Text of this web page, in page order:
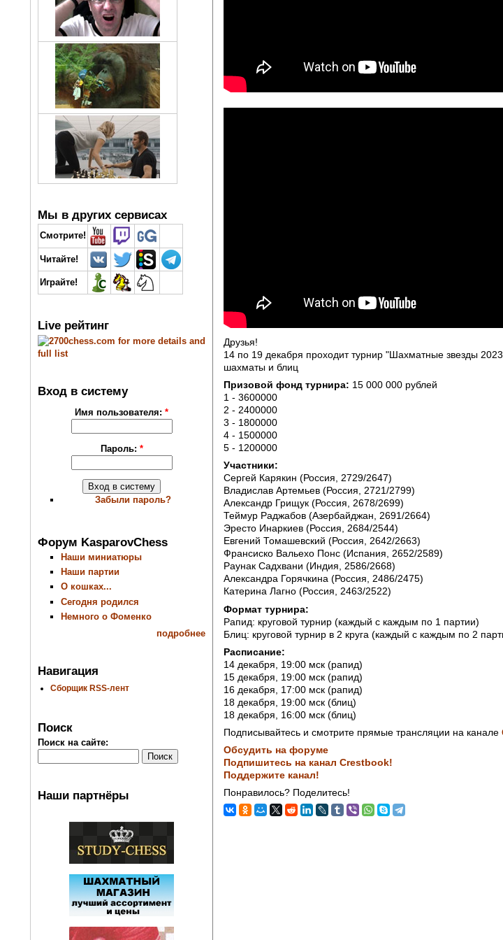
Мы в других сервисах
Смотрите!
Читайте!
Играйте!
Live рейтинг
Вход в систему
Имя пользователя:*
Пароль: *
Забыли пароль?
Форум KasparovChess
Наши миниатюры
Наши партии
О кошках...
Сегодня родился
Немного о Фоменко
подробнее
Навигация
Сборщик RSS-лент
Поиск
Поиск на сайте:
Наши партнёры
Друзья!
14 по 19 декабря проходит турнир "Шахматные звезды
шахматы и блиц
Призовой фонд турнира: 15 000 000 рублей
1 - 3600000
2 - 2400000
3 - 1800000
4 - 1500000
5 - 1200000
Участники:
Сергей Карякин (Россия, 2729/2647)
Владислав Артемьев (Россия, 2721/2799)
Александр Грищук (Россия, 2678/2699)
Теймур Раджабов (Азербайджан, 2691/2664)
Эресто Инаркиев (Россия, 2684/2544)
Евгений Томашевский (Россия, 2642/2663)
Франсиско Вальехо Понс (Испания, 2652/2589)
Раунак Садхвани (Индия, 2586/2668)
Александра Горячкина (Россия, 2486/2475)
Катерина Лагно (Россия, 2463/2522)
Формат турнира:
Рапид: круговой турнир (каждый с каждым по 1 партии)
Блиц: круговой турнир в 2 круга (каждый с каждым по 2
Расписание:
14 декабря, 19:00 мск (рапид)
15 декабря, 19:00 мск (рапид)
16 декабря, 17:00 мск (рапид)
18 декабря, 19:00 мск (блиц)
18 декабря, 16:00 мск (блиц)
Подписывайтесь и смотрите прямые трансляции на канале
Обсудить на форуме
Подпишитесь на канал Crestbook!
Поддержите канал!
Понравилось? Поделитесь!